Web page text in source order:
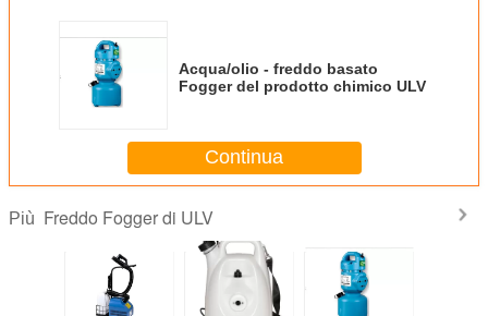
Acqua/olio - freddo basato
Fogger del prodotto chimico ULV
Continua
Più Freddo Fogger di ULV